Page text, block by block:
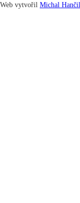
Web vytvořil Michal Hančil